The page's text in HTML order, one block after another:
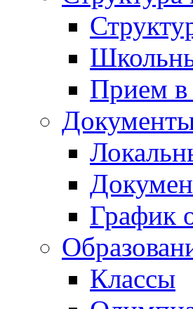
График
Классы
ГТО